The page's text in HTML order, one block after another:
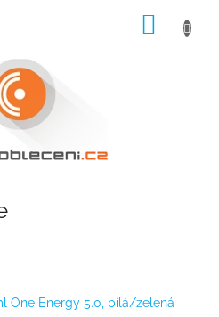
One Energy 5.0, bílá/zelená